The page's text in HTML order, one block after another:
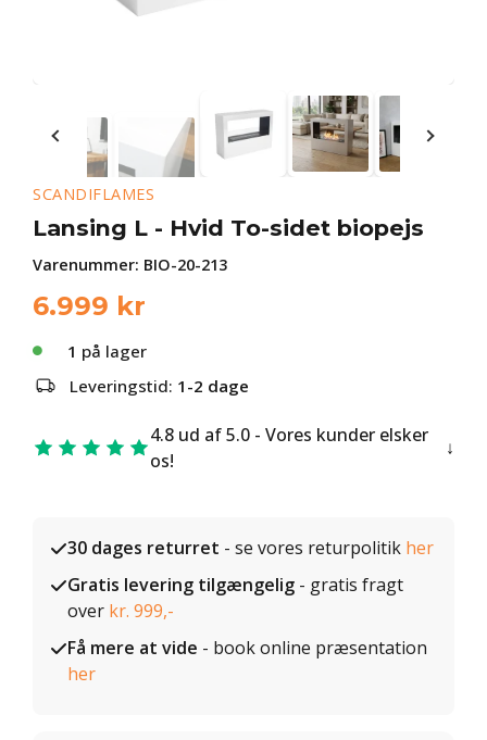
SCANDIFLAMES
Lansing L - Hvid To-sidet biopejs
Varenummer: BIO-20-213
6.999 kr
1 på lager
Leveringstid: 1-2 dage
4.8 ud af 5.0 - Vores kunder elsker
os!
30 dages returret - se vores returpolitik her
Gratis levering tilgængelig - gratis fragt
over kr. 999,-
Få mere at vide - book online præsentation
her